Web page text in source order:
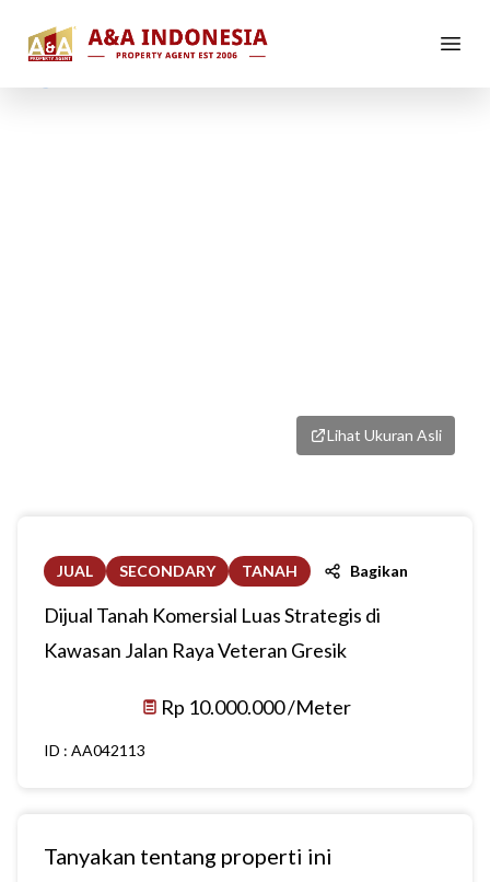
Lihat Ukuran Asli
JUAL SECONDARY TANAH Bagikan
Dijual Tanah Komersial Luas Strategis di
Kawasan Jalan Raya Veteran Gresik
Rp 10.000.000 /Meter
ID : AA042113
Tanyakan tentang properti ini